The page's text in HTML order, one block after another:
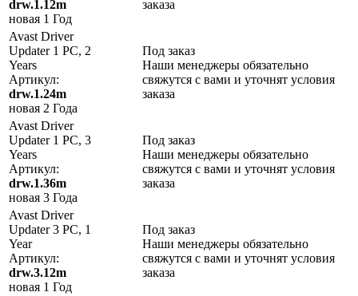
drw.1.12m
новая 1 Год
заказа
Avast Driver
Updater 1 PC, 2
Years
Артикул:
drw.1.24m
новая 2 Года
Под заказ
Наши менеджеры обязательно
свяжутся с вами и уточнят условия
заказа
Avast Driver
Updater 1 PC, 3
Years
Артикул:
drw.1.36m
новая 3 Года
Под заказ
Наши менеджеры обязательно
свяжутся с вами и уточнят условия
заказа
Avast Driver
Updater 3 PC, 1
Year
Артикул:
drw.3.12m
новая 1 Год
Под заказ
Наши менеджеры обязательно
свяжутся с вами и уточнят условия
заказа